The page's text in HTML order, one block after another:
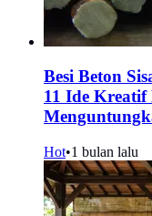
Besi Beton
11 Ide
Hot•1 bulan lalu